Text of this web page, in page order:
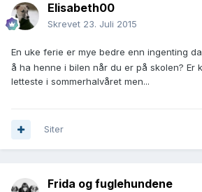
Elisabeth00
Skrevet 23. Juli 2015
En uke ferie er mye bedre enn ingenting da
å ha henne i bilen når du er på skolen? Er
letteste i sommerhalvåret men...
Siter
Frida og fuglehundene